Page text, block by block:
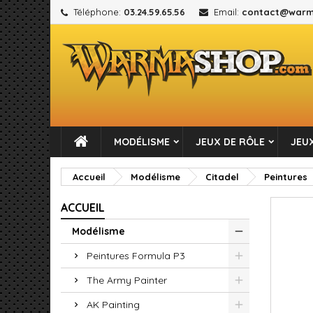
Téléphone: 03.24.59.65.56 Email:
MODÉLISME JEUX DE RÔLE
Accueil Modélisme Citadel Peintures
ACCUEIL
Modélisme
Peintures Formula P3
The Army Painter
AK Painting
add_circle_outline